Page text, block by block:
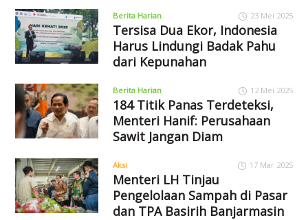
Berita Harian 23 Mei 2025
Tersisa Dua Ekor, Indonesia
Harus Lindungi Badak Pahu
dari Kepunahan
Berita Harian 12 Mei 2025
184 Titik Panas Terdeteksi,
Menteri Hanif: Perusahaan
Sawit Jangan Diam
Aksi 17 Mar 2025
Menteri LH Tinjau
Pengelolaan Sampah di Pasar
dan TPA Basirih Banjarmasin